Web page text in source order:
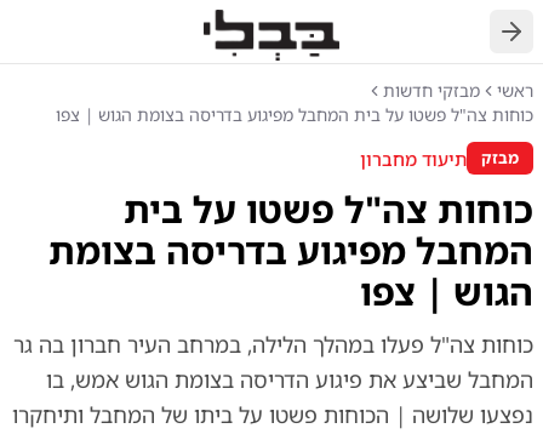
חזרה
ראשי
מבזקי חדשות
כוחות צה"ל פשטו על בית המחבל מפיגוע בדריסה בצומת הגוש | צפו
מבזק תיעוד מחברון
כוחות צה"ל פשטו על בית
המחבל מפיגוע בדריסה בצומת
הגוש | צפו
כוחות צה"ל פעלו במהלך הלילה, במרחב העיר חברון בה גר
המחבל שביצע את פיגוע הדריסה בצומת הגוש אמש, בו
נפצעו שלושה | הכוחות פשטו על ביתו של המחבל ותיחקרו